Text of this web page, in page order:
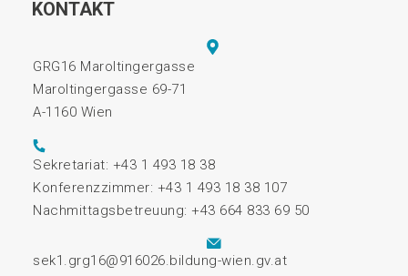
KONTAKT
GRG16 Maroltingergasse
Maroltingergasse 69-71
A-1160 Wien
Sekretariat: +43 1 493 18 38
Konferenzzimmer: +43 1 493 18 38 107
Nachmittagsbetreuung: +43 664 833 69 50
sek1.grg16@916026.bildung-wien.gv.at